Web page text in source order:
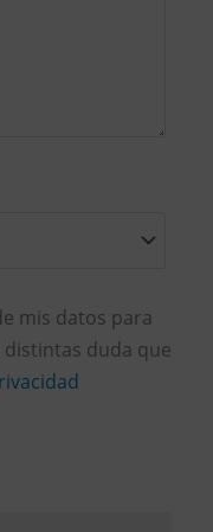
mis datos para
duda que